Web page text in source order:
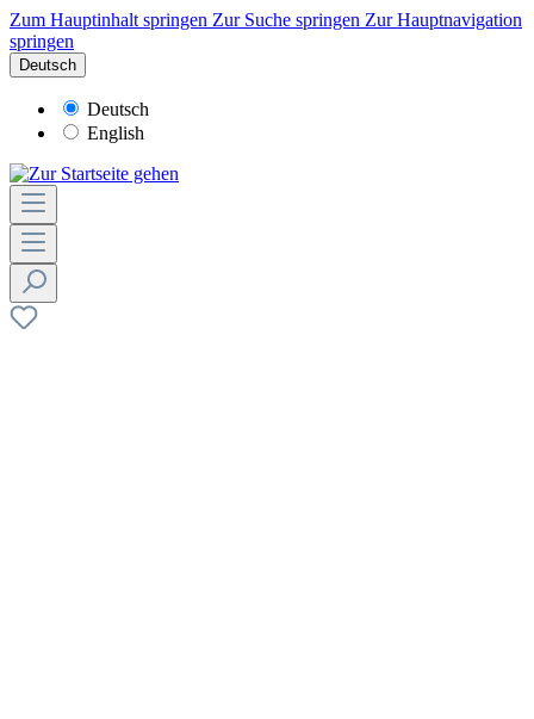
Zum Hauptinhalt springen Zur Suche springen Zur Hauptnavigation
springen
Deutsch
Deutsch
English